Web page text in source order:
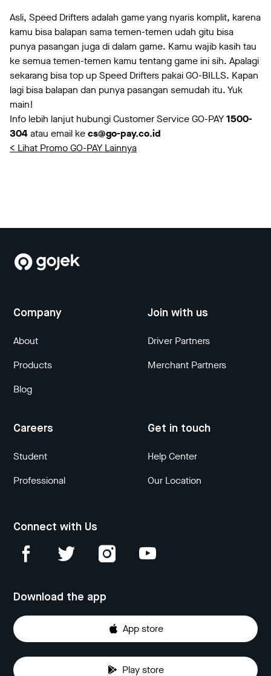
Asli, Speed Drifters adalah game yang nyaris komplit, karena
kamu bisa balapan sama temen-temen udah gitu bisa
punya pasangan juga di dalam game. Kamu wajib kasih tau
ke semua temen-temen kamu tentang game ini sih. Apalagi
sekarang bisa top up Speed Drifters pakai GO-BILLS. Kapan
lagi bisa balapan dan punya pasangan semudah itu. Yuk
main!
Info lebih lanjut hubungi Customer Service GO-PAY1500-
304atau email kecs@go-pay.co.id
< Lihat Promo GO-PAY Lainnya
Company
About
Products
Blog
Join with us
Driver Partners
Merchant Partners
Careers
Student
Professional
Get in touch
Help Center
Our Location
Connect with Us
Download the app
App store
Play store